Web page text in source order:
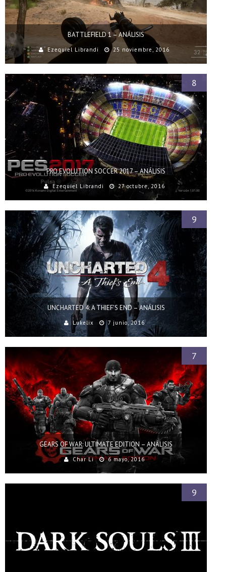
BATTLEFIELD 1 – ANÁLISIS
Ezequiel Librandi 25 noviembre, 2016
PRO EVOLUTION SOCCER 2017 – ANÁLISIS
Ezequiel Librandi 27 octubre, 2016
8
UNCHARTED 4: A THIEF’S END – ANÁLISIS
Lukelix 7 junio, 2016
9
GEARS OF WAR: ULTIMATE EDITION – ANÁLISIS
Char Li 6 mayo, 2016
7
9